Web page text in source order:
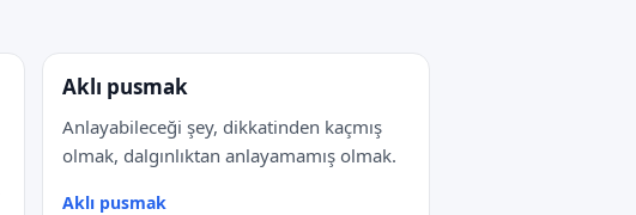
Aklı pusmak
Anlayabileceği şey, dikkatinden kaçmış
olmak, dalgınlıktan anlayamamış olmak.
Aklı pusmak